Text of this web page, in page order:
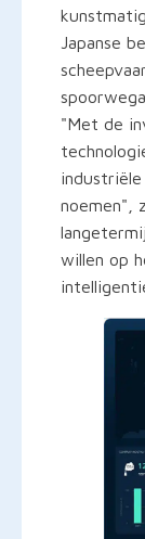
Japanse
"Met de
noemen",
willen op